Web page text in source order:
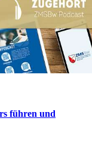
führen und